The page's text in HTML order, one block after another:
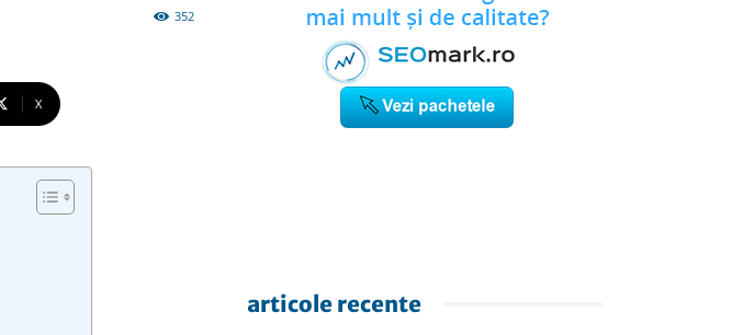
comunicate
352
X
articole recente